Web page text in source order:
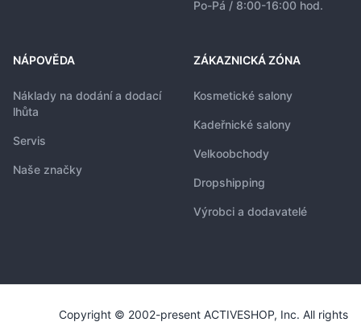
Po-Pá / 8:00-16:00 hod.
NÁPOVĚDA
Náklady na dodání a dodací
lhůta
Servis
Naše značky
ZÁKAZNICKÁ ZÓNA
Kosmetické salony
Kadeřnické salony
Velkoobchody
Dropshipping
Výrobci a dodavatelé
Copyright © 2002-present ACTIVESHOP, Inc. All rights